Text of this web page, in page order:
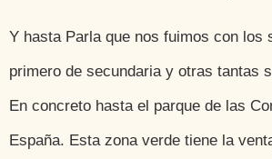
Y hasta Parla que nos fuimos con los
primero de secundaria y otras tantas
En concreto hasta el parque de las
España. Esta zona verde tiene la